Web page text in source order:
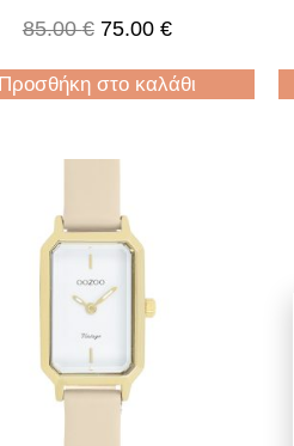
85.00€ 75.00 €
Προσθήκη στο καλάθι